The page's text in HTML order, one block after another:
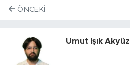
ÖNCEKI
Umut Işık Akyüz